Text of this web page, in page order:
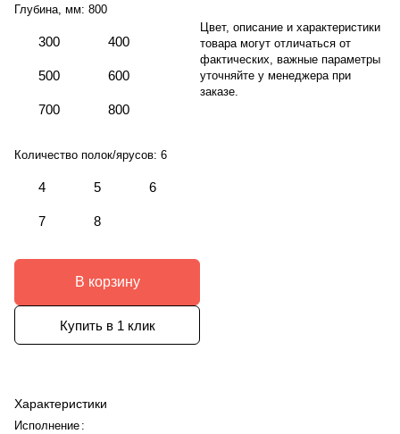
Глубина, мм: 800
300 400
500 600
700 800
Количество полок/ярусов: 6
4 5 6
7 8
В корзину
Купить в 1 клик
Характеристики
Исполнение :
Цвет, описание и характеристики
товара могут отличаться от
фактических, важные параметры
уточняйте у менеджера при
заказе.